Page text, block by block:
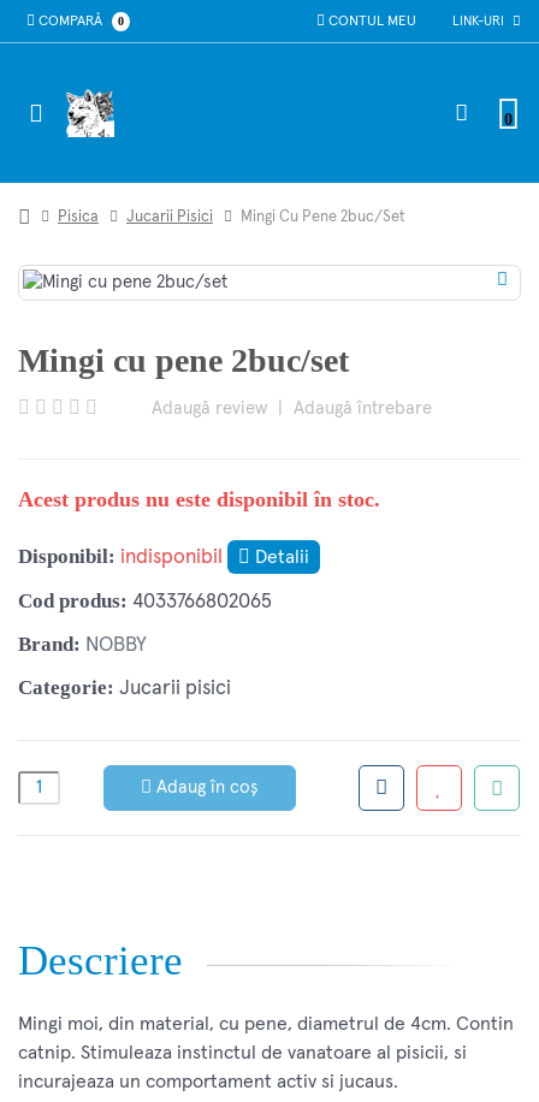
COMPARĂ 0 LINK-URI
CONTUL MEU
0
Pisica Jucarii Pisici Mingi Cu Pene 2buc/set
Mingi cu pene 2buc/set
Adaugă review Adaugă întrebare
Acest produs nu este disponibil în stoc.
Disponibil: indisponibil Detalii
Cod produs: 4033766802065
Brand: NOBBY
Categorie: Jucarii pisici
Adaug în coș
Descriere
Mingi moi, din material, cu pene, diametrul de 4cm. Contin
catnip. Stimuleaza instinctul de vanatoare al pisicii, si
incurajeaza un comportament activ si jucaus.